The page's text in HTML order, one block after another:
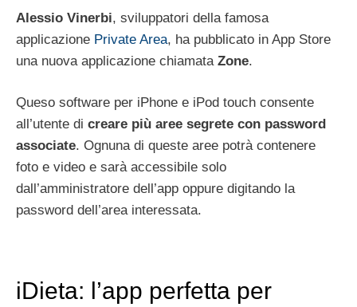
Alessio Vinerbi, sviluppatori della famosa
applicazione Private Area, ha pubblicato in App Store
una nuova applicazione chiamata Zone.
Queso software per iPhone e iPod touch consente
all’utente di creare più aree segrete con password
associate. Ognuna di queste aree potrà contenere
foto e video e sarà accessibile solo
dall’amministratore dell’app oppure digitando la
password dell’area interessata.
iDieta: l’app perfetta per